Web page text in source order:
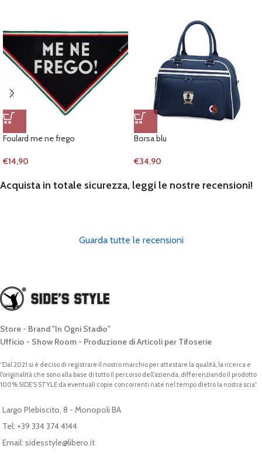
Foulard me ne frego
€14,90
Borsa blu
€34,90
Acquista in totale sicurezza, leggi le nostre recensioni!
Guarda tutte le recensioni
Store - Brand "In Ogni Stadio"
Ufficio - Show Room - Produzione di Articoli per Tifoserie
“Dal 2021 si è deciso di registrare il nostro marchio per attestare la qualità, la ricerca e
l’originalità che sono alla base di tutto il percorso dell’azienda, differenziando il prodotto
100% SIDE’S STYLE da eventuali copie concorrenti nate nel tempo dietro la nostra scia”
Largo Plebiscito, 8 - Monopoli BA
Tel: +39 334 374 4144
Email: sidesstyle@libero.it